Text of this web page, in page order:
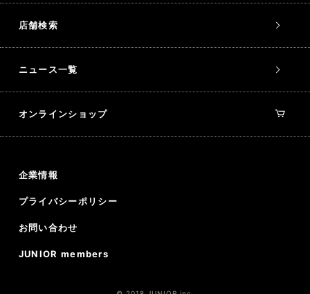
店舗検索
ニュース一覧
オンラインショップ
企業情報
プライバシーポリシー
お問い合わせ
JUNIOR members